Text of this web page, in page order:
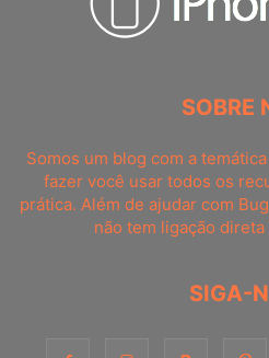
SOBRE
Somos um blog com a
fazer você usar todos os
prática. Além de ajudar com
não tem ligação
SIGA-